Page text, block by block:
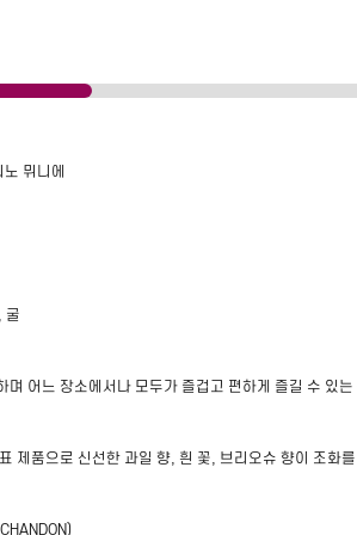
뮈니에
굴
며 어느 장소에서나 모두가 즐겁고 편하게 즐길 수 있
제품으로 신선한 과일 향, 흰 꽃, 브리오슈 향이 조화
)